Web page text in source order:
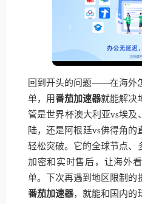
回到开头的问题——在海外
单，用番茄加速器就能解决
管是世界杯澳大利亚vs埃及
陆，还是阿根廷vs佛得角
轻松突破。它的全球节点、
加密和实时售后，让海外
单。下次再遇到地区限制的
番茄加速器，就能和国内的